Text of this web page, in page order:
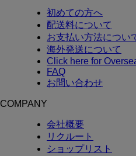
初めての方へ
配送料について
お支払い方法につい
海外発送について
Click here for
FAQ
お問い合わせ
COMPANY
会社概要
リクルート
ショップリスト